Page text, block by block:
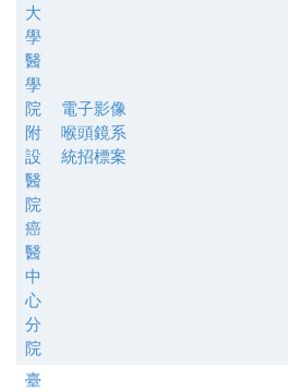
大
學
醫
學
院
附
設
醫
院
癌
醫
中
心
分
院
電子影像
喉頭鏡系
統招標案
臺